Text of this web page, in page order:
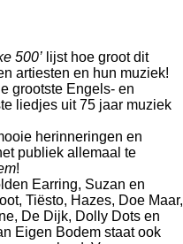
500’ lijst hoe groot dit
artiesten en hun muziek!
grootste Engels- en
liedjes uit 75 jaar muziek
herinneringen en
publiek allemaal te
!
Earring, Suzan en
Tiësto, Hazes, Doe Maar,
De Dijk, Dolly Dots en
Eigen Bodem staat ook